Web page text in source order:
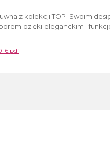
z kolekcji TOP. Swoim
dzięki eleganckim i
6.pdf